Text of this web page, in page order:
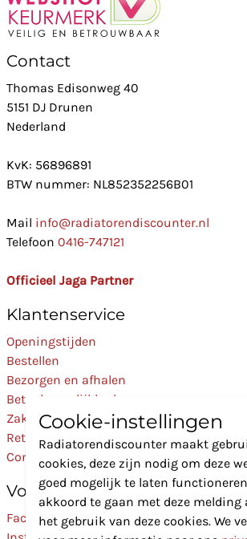
Contact
Thomas Edisonweg 40
5151 DJ Drunen
Nederland
KvK: 56896891
BTW nummer: NL852352256B01
Mail info@radiatorendiscounter.nl
Telefoon 0416-747121
Officieel Jaga Partner
Klantenservice
Openingstijden
Bestellen
Bezorgen en afhalen
Betaalmogelijkheden
Zakelijk
Retourneren
Contact
Volg Ons
Facebook
Cookie-instellingen
Radiatorendiscounter maakt
cookies, deze zijn nodig om deze
goed mogelijk te laten
akkoord te gaan met deze melding
het gebruik van deze cookies. We